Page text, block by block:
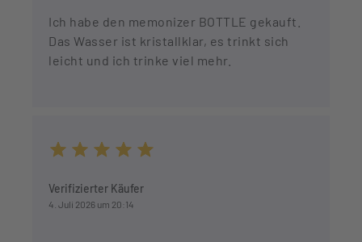
Ich habe den memonizer BOTTLE gekauft.
Das Wasser ist kristallklar, es trinkt sich
leicht und ich trinke viel mehr.
Verifizierter Käufer
4. Juli 2026 um 20:14